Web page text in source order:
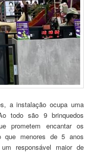
a instalação ocupa uma
todo são 9 brinquedos
prometem encantar os
que menores de 5 anos
responsável maior de